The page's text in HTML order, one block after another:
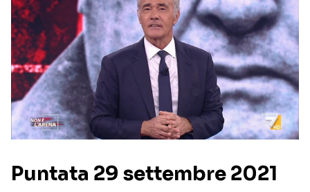
Puntata 29 settembre 2021